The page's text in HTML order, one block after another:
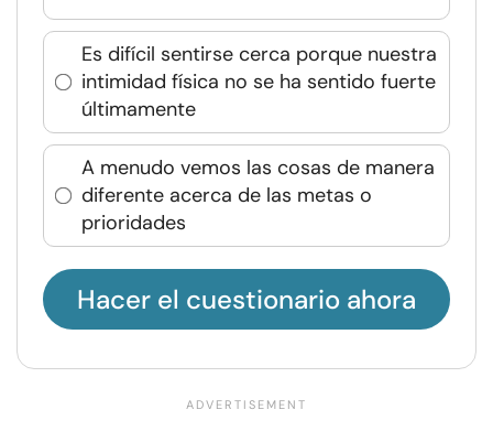
Es difícil sentirse cerca porque nuestra
intimidad física no se ha sentido fuerte
últimamente
A menudo vemos las cosas de manera
diferente acerca de las metas o
prioridades
Hacer el cuestionario ahora